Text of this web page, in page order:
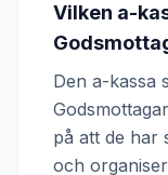
Vilken a-
Den a-kassa
på att de har
och